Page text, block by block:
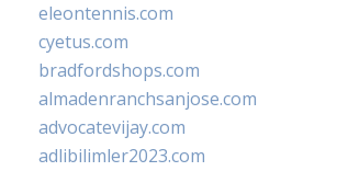
eleontennis.com
cyetus.com
bradfordshops.com
almadenranchsanjose.com
advocatevijay.com
adlibilimler2023.com